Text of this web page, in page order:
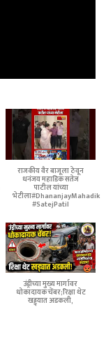
राजकीय वैर बाजूला ठेवून
धनंजय महाडिक सतेज
पाटील यांच्या
भेटीला#DhananjayMahadik
#SatejPatil
उंड्रीच्या मुख्य मार्गावर
धोकादायक चेंबर;रिक्षा थेट
खड्ड्यात अडकली,